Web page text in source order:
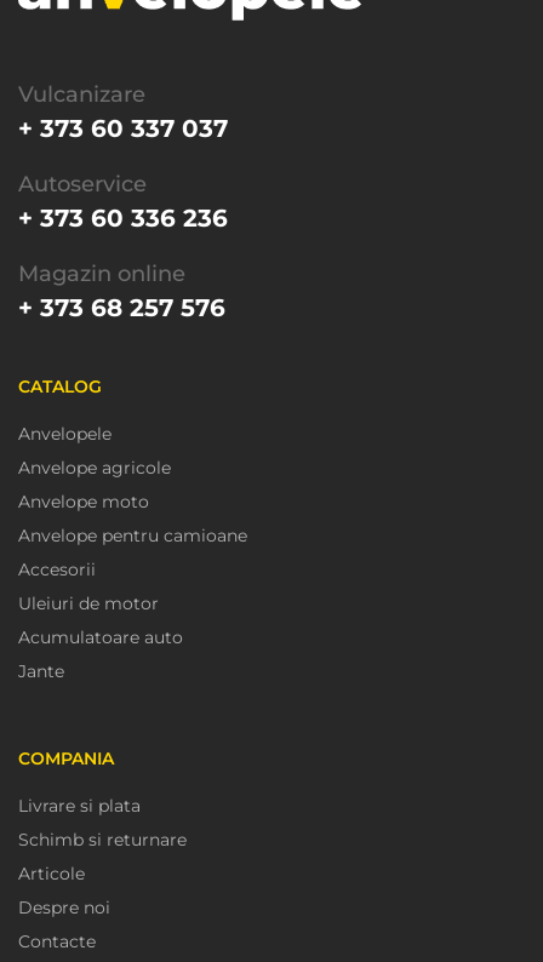
Vulcanizare
+ 373 60 337 037
Autoservice
+ 373 60 336 236
Magazin online
+ 373 68 257 576
CATALOG
Anvelopele
Anvelope agricole
Anvelope moto
Anvelope pentru camioane
Accesorii
Uleiuri de motor
Acumulatoare auto
Jante
COMPANIA
Livrare si plata
Schimb si returnare
Articole
Despre noi
Contacte